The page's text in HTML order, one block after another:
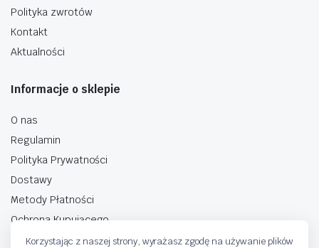
Polityka zwrotów
Kontakt
Aktualności
Informacje o sklepie
O nas
Regulamin
Polityka Prywatności
Dostawy
Metody Płatności
Ochrona Kupującego
Korzystając z naszej strony, wyrażasz zgodę na używanie plików